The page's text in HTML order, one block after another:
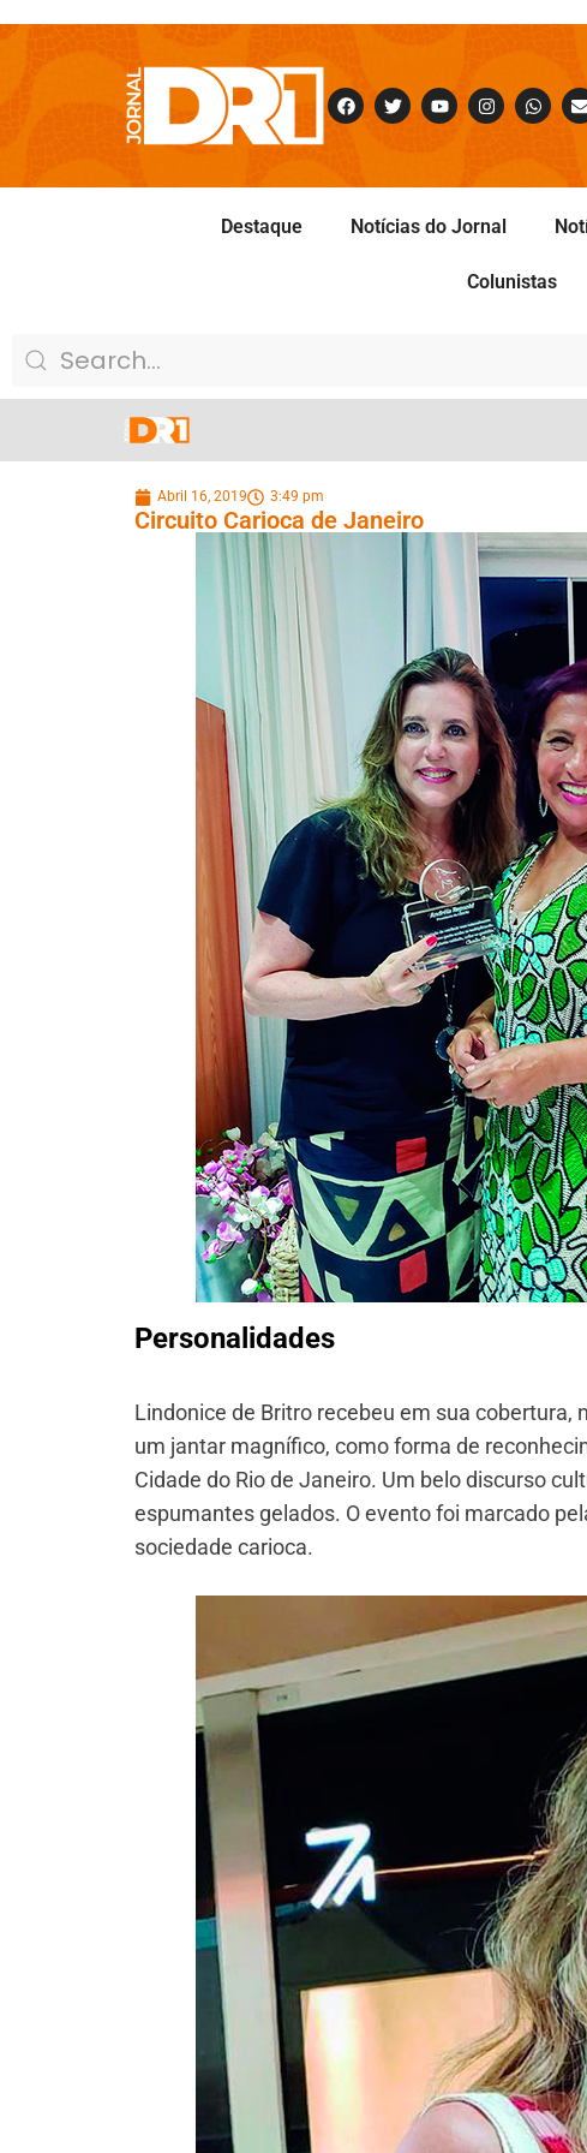
Destaque Notícias do Jornal
Colunistas
Abril 16, 2019 3:49 pm
Circuito Carioca de Janeiro
Personalidades
Lindonice de Britro recebeu em sua cobertura,
um jantar magnífico, como forma de
Cidade do Rio de Janeiro. Um belo discurso
espumantes gelados. O evento foi marcado
sociedade carioca.